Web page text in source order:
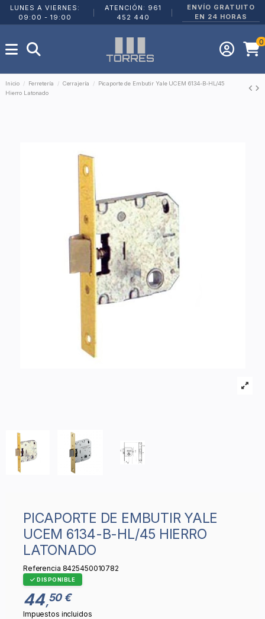
LUNES A VIERNES:
09:00 - 19:00
ATENCIÓN: 961
452 440
ENVÍO GRATUITO
EN 24 HORAS
0
Inicio Ferretería Cerrajería
Picaporte de Embutir Yale UCEM 6134-B-HL/45
Hierro Latonado
PICAPORTE DE EMBUTIR YALE
UCEM 6134-B-HL/45 HIERRO
LATONADO
Referencia 8425450010782
DISPONIBLE
44 ,50 €
Impuestos incluidos